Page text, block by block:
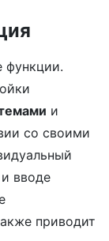
функции.
и
со своими
вводе
приводит